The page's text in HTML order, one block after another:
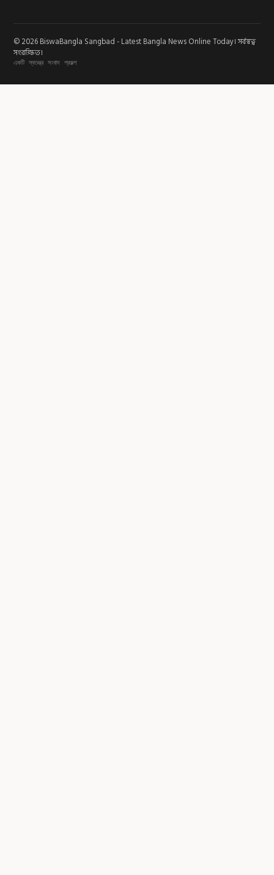
© 2026 BiswaBangla Sangbad - Latest Bangla News Online Today। সর্বস্বত্ব
সংরক্ষিত।
একটি স্বতন্ত্র সংবাদ প্রকল্প